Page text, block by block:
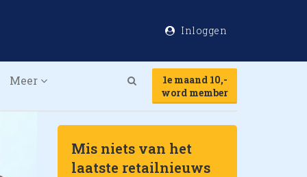
Inloggen
Meer
1e maand 10,-
word member
Mis niets van het
laatste retailnieuws